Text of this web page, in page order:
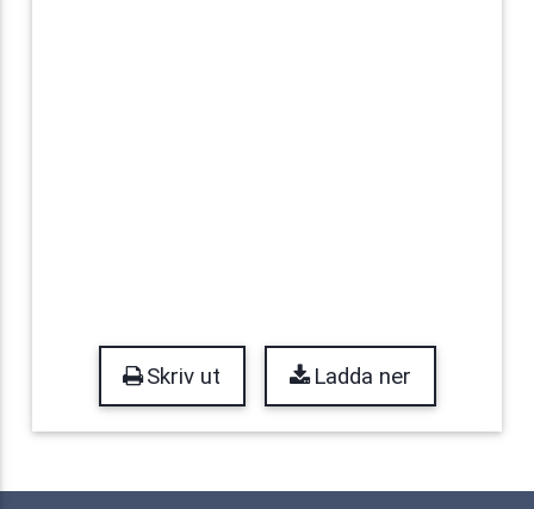
Skriv ut Ladda ner